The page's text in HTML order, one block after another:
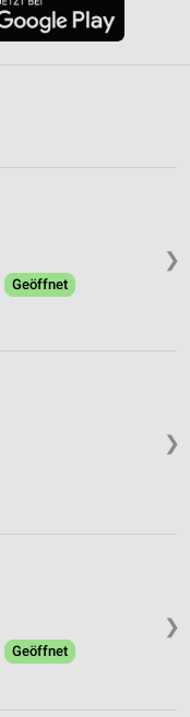
❯
Geöffnet
❯
❯
Geöffnet